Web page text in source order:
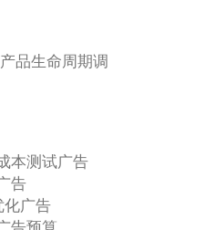
品生命周期调
本测试广告
告
化广告